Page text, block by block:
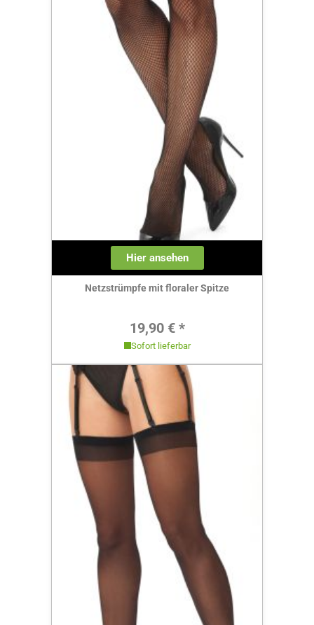
Hier ansehen
Netzstrümpfe mit floraler Spitze
Regulärer Preis:
19,90 € *
Sofort lieferbar